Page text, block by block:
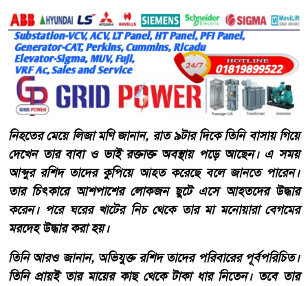
নিহতের মেয়ে লিজা মণি জানান, রাত ৯টার দিকে তিনি বাসায় গিয়ে
দেখেন তার বাবা ও ভাই রক্তাক্ত অবস্থায় পড়ে আছেন। এ সময়
আব্দুর রশিদ তাদের কুপিয়ে আহত করেছে বলে জানতে পারেন।
তার চিৎকারে আশপাশের লোকজন ছুটে এসে আহতদের উদ্ধার
করেন। পরে ঘরের খাটের নিচ থেকে তার মা মনোয়ারা বেগমের
মরদেহ উদ্ধার করা হয়।
তিনি আরও জানান, অভিযুক্ত রশিদ তাদের পরিবারের পূর্বপরিচিত।
তিনি প্রায়ই তার মায়ের কাছ থেকে টাকা ধার নিতেন। তবে তার